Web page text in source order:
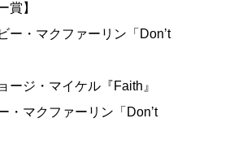
賞】
ー・マクファーリン「Don’t
ージ・マイケル『Faith』
・マクファーリン「Don’t